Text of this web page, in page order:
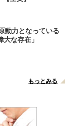
動力となっている
な存在」
もっとみる